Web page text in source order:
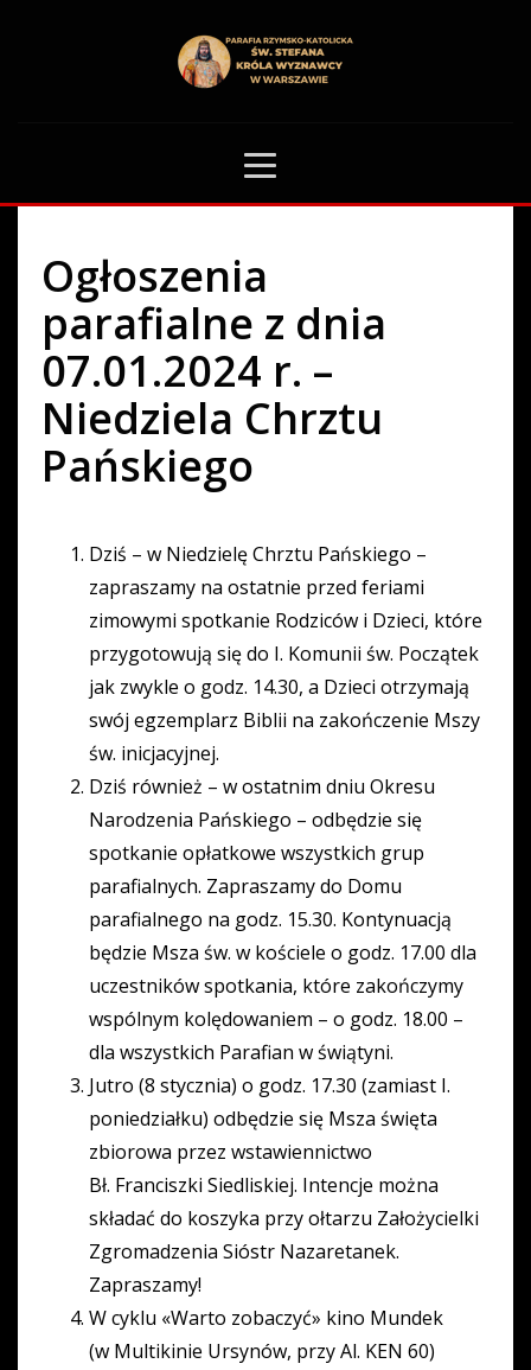
OGŁOSZENIA PARAFIALNE
OGŁOSZENIA PARAFIALNE Z DNIA 07.01.2024 R. – NIEDZIELA CHRZTU
Ogłoszenia
parafialne z dnia
07.01.2024 r. –
Niedziela Chrztu
Pańskiego
Dziś – w Niedzielę Chrztu Pańskiego –
zapraszamy na ostatnie przed feriami
zimowymi spotkanie Rodziców i Dzieci, które
przygotowują się do I. Komunii św. Początek
jak zwykle o godz. 14.30, a Dzieci otrzymają
swój egzemplarz Biblii na zakończenie Mszy
św. inicjacyjnej.
Dziś również – w ostatnim dniu Okresu
Narodzenia Pańskiego – odbędzie się
spotkanie opłatkowe wszystkich grup
parafialnych. Zapraszamy do Domu
parafialnego na godz. 15.30. Kontynuacją
będzie Msza św. w kościele o godz. 17.00 dla
uczestników spotkania, które zakończymy
wspólnym kolędowaniem – o godz. 18.00 –
dla wszystkich Parafian w świątyni.
Jutro (8 stycznia) o godz. 17.30 (zamiast I.
poniedziałku) odbędzie się Msza święta
zbiorowa przez wstawiennictwo
Bł. Franciszki Siedliskiej. Intencje można
składać do koszyka przy ołtarzu Założycielki
Zgromadzenia Sióstr Nazaretanek.
Zapraszamy!
W cyklu «Warto zobaczyć» kino Mundek
(w Multikinie Ursynów, przy Al. KEN 60)